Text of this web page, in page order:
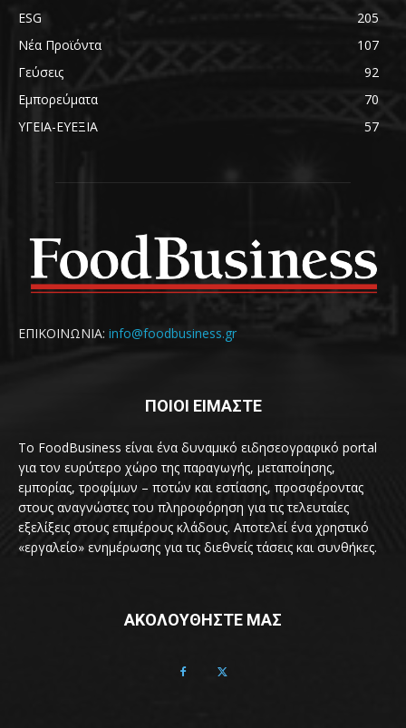
ESG
205
Νέα Προϊόντα
107
Γεύσεις
92
Εμπορεύματα
70
ΥΓΕΙΑ-ΕΥΕΞΙΑ
57
ΕΠΙΚΟΙΝΩΝΙΑ: info@foodbusiness.gr
ΠΟΙΟΙ ΕΙΜΑΣΤΕ
Το FoodBusiness είναι ένα δυναμικό ειδησεογραφικό portal
για τον ευρύτερο χώρο της παραγωγής, μεταποίησης,
εμπορίας, τροφίμων – ποτών και εστίασης, προσφέροντας
στους αναγνώστες του πληροφόρηση για τις τελευταίες
εξελίξεις στους επιμέρους κλάδους. Αποτελεί ένα χρηστικό
«εργαλείο» ενημέρωσης για τις διεθνείς τάσεις και συνθήκες.
ΑΚΟΛΟΥΘΗΣΤΕ ΜΑΣ